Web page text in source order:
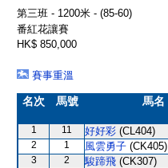
第三班 - 1200米 - (85-60)
番紅花讓賽
HK$ 850,000
賽事重溫
名次 馬號 馬名
1 11 好好彩 (CL404)
2 1 風雲勇子 (CK405)
3 2 駿蹄飛 (CK307)